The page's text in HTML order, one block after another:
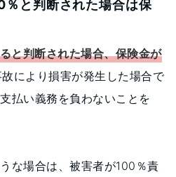
と判断された場合は保
と判断された場合、保険金が
により損害が発生した場合で
払い義務を負わないことを
な場合は、被害者が100％責